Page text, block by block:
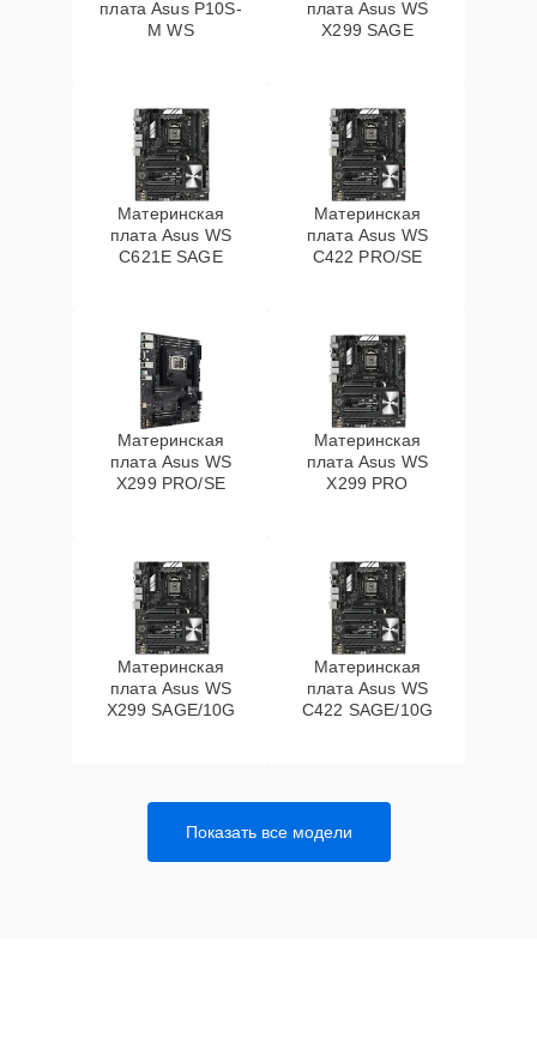
плата Asus P10S-
M WS
плата Asus WS
X299 SAGE
Материнская
плата Asus WS
C621E SAGE
Материнская
плата Asus WS
C422 PRO/SE
Материнская
плата Asus WS
X299 PRO/SE
Материнская
плата Asus WS
X299 PRO
Материнская
плата Asus WS
X299 SAGE/10G
Материнская
плата Asus WS
C422 SAGE/10G
Показать все модели